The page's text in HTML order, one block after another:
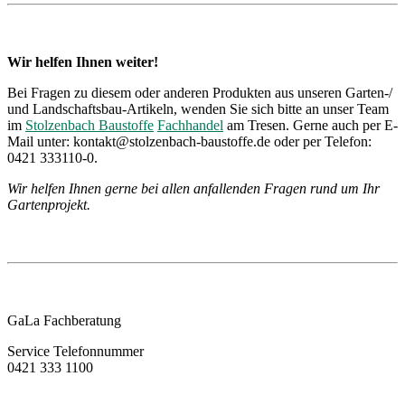
Wir helfen Ihnen weiter!
Bei Fragen zu diesem oder anderen Produkten aus unseren Garten-/
und Landschaftsbau-Artikeln, wenden Sie sich bitte an unser Team
im Stolzenbach Baustoffe Fachhandel am Tresen. Gerne auch per E-
Mail unter: kontakt@stolzenbach-baustoffe.de oder per Telefon:
0421 333110-0.
Wir helfen Ihnen gerne bei allen anfallenden Fragen rund um Ihr
Gartenprojekt.
GaLa Fachberatung
Service Telefonnummer
0421 333 1100